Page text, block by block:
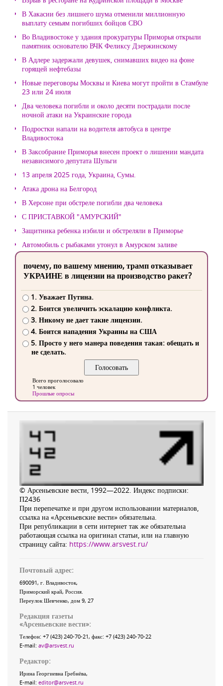
В Хакасии без лишнего шума отменили миллионную
выплату семьям погибших бойцов СВО
Во Владивостоке у здания прокуратуры Приморья открыли
памятник основателю ВЧК Феликсу Дзержинскому
В Адлере задержали девушек, снимавших видео на фоне
горящей нефтебазы
Новые переговоры Москвы и Киева могут пройти в Стамбуле
23 или 24 июля
Два человека погибли и около десяти пострадали после
ночной атаки на Украинские города
Подростки напали на водителя автобуса в центре
Владивостока
В Заксобрание Приморья внесен проект о лишении мандата
независимого депутата Шульги
13 апреля 2025 года, Украина, Сумы.
Атака дрона на Белгород
В Херсоне при обстреле погибли два человека
С ПРИСТАВКОЙ "АМУРСКИЙ"
Защитника ребенка избили и обстреляли в Приморье
Автомобиль с рыбаками утонул в Амурском заливе
почему, по вашему мнению, трамп отказывает
УКРАИНЕ в лицензии на производство ракет?
1. Уважает Путина.
2. Боится увеличить эскалацию конфликта.
3. Никому не дает такие лицензии.
4. Боится нападения Украины на США
5. Просто у него манера поведения такая: обещать и
не сделать.
Всего проголосовало
1 человек
Прошлые опросы
© Арсеньевские вести, 1992—2022. Индекс подписки:
П2436
При перепечатке и при другом использовании материалов,
ссылка на «Арсеньевские вести» обязательна.
При републикации в сети интернет так же обязательна
работающая ссылка на оригинал статьи, или на главную
страницу сайта: https://www.arsvest.ru/
Почтовый адрес:
690091, г. Владивосток,
Приморский край, Россия
Переулок Шевченко, дом 9, 27
Редакция газеты
«Арсеньевские вести»:
Телефон: +7 (423) 240-70-21, факс: +7 (423) 240-70-22
E-mail: av@arsvest.ru
Редактор:
Ирина Георгиевна Гребнёва,
E-mail: editor@arsvest.ru